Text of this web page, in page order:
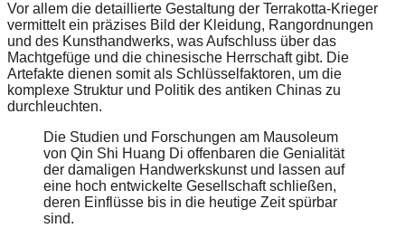
Vor allem die detaillierte Gestaltung der Terrakotta-Krieger
vermittelt ein präzises Bild der Kleidung, Rangordnungen
und des Kunsthandwerks, was Aufschluss über das
Machtgefüge und die chinesische Herrschaft gibt. Die
Artefakte dienen somit als Schlüsselfaktoren, um die
komplexe Struktur und Politik des antiken Chinas zu
durchleuchten.
Die Studien und Forschungen am Mausoleum
von Qin Shi Huang Di offenbaren die Genialität
der damaligen Handwerkskunst und lassen auf
eine hoch entwickelte Gesellschaft schließen,
deren Einflüsse bis in die heutige Zeit spürbar
sind.